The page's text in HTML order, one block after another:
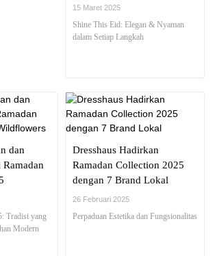
Bata
15 Maret 2025
Shine This Eid: Elegan & Nyaman
dalam Setiap Langkah
dan
Tradisi yang
Modern
Dresshaus Hadirkan
Ramadan Collection 2025
dengan 7 Brand Lokal
26 Februari 2025
Perpaduan Estetika dan Fungsionalitas